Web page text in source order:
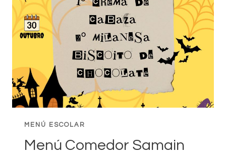
MENÚ ESCOLAR
Menú Comedor Samain